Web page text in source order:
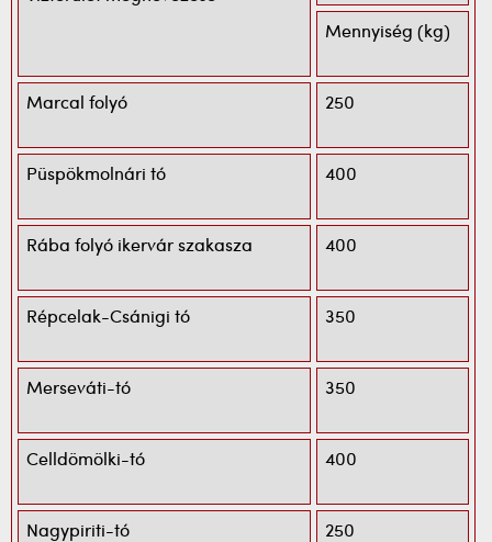
Mennyiség (kg)
Marcal folyó 250
Püspökmolnári tó 400
Rába folyó ikervár szakasza 400
Répcelak-Csánigi tó 350
Merseváti-tó 350
Celldömölki-tó 400
Nagypiriti-tó 250